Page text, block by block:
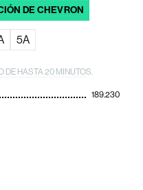
DE CHEVRON
5A
DE HASTA 20 MINUTOS.
189.230